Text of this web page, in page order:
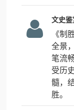
文史
《制
全景
笔流
受历
髓，
胜。